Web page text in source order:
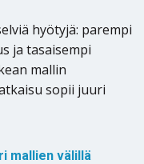
hyötyjä: parempi
ja tasaisempi
mallin
sopii juuri
mallien välillä